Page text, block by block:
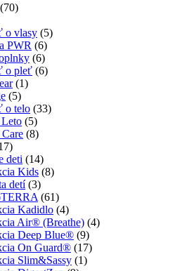
(70)
o vlasy (5)
PWR (6)
(6)
o pleť (6)
(1)
(5)
o telo (33)
Leto (5)
(8)
deti (14)
Kids (8)
detí (3)
(61)
Kadidlo (4)
Air® (Breathe) (4)
Deep Blue® (9)
On Guard® (17)
Slim&Sassy (1)